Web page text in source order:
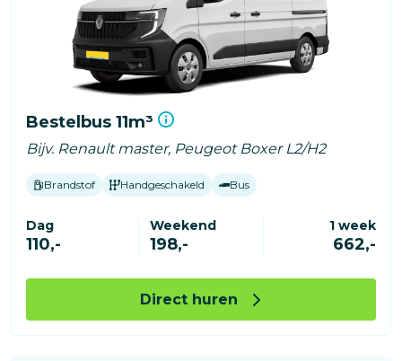
Bestelbus 11m³
Bijv. Renault master, Peugeot Boxer L2/H2
Brandstof Handgeschakeld Bus
Dag
110,-
Weekend
198,-
1 week
662,-
Direct huren